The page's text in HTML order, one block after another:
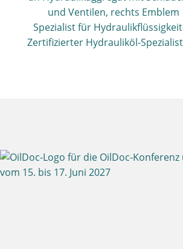
Zertifizierter Hydrauliköl-Spezialist